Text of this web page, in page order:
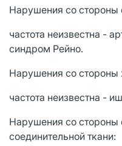
Нарушения со стороны
частота неизвестна -
синдром Рейно.
Нарушения со стороны
частота неизвестна -
Нарушения со
соединительной ткани: